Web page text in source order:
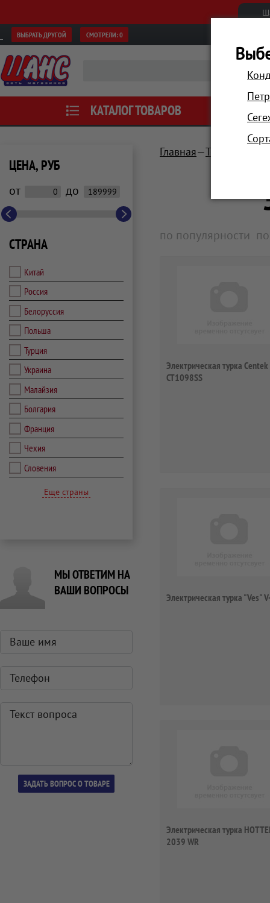
ВЫБРАТЬ ДРУГОЙ СМОТРЕЛИ:0
КАТАЛОГ ТОВАРОВ АКЦИИ
ЦЕНА, РУБ
от до
СТРАНА
Китай
Россия
Белоруссия
Польша
Турция
Украина
Малайзия
Болгария
Франция
Чехия
Словения
Еще страны
МЫ ОТВЕТИМ НА
ВАШИ ВОПРОСЫ
Главная Техника для
по популярности
Электрическая турка Centek
CT1098SS
Электрическая турка "Ves"
Электрическая турка
2039 WR